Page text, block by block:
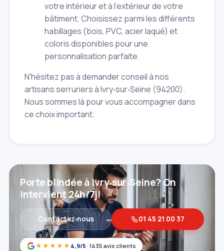
votre intérieur et à l'extérieur de votre
bâtiment. Choisissez parmi les différents
habillages (bois, PVC, acier laqué) et
coloris disponibles pour une
personnalisation parfaite.
N'hésitez pas à demander conseil à nos
artisans serruriers à Ivry‑sur‑Seine (94200).
Nous sommes là pour vous accompagner dans
ce choix important.
★★★★★ 4,9/5 · 1435 avis clients
Porte blindée à Ivry‑sur‑Seine? On
intervient 24h/7j!
Contactez‑nous 01 45 21 00 37